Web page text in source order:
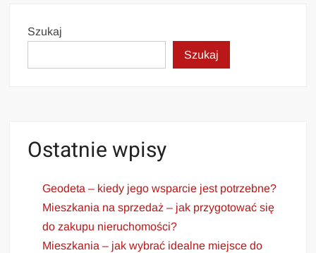
Szukaj
Szukaj
Ostatnie wpisy
Geodeta – kiedy jego wsparcie jest potrzebne?
Mieszkania na sprzedaż – jak przygotować się
do zakupu nieruchomości?
Mieszkania – jak wybrać idealne miejsce do